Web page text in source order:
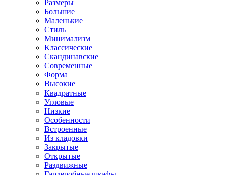
Размеры
Большие
Маленькие
Стиль
Минимализм
Классические
Скандинавские
Современные
Форма
Высокие
Квадратные
Угловые
Низкие
Особенности
Встроенные
Из кладовки
Закрытые
Открытые
Раздвижные